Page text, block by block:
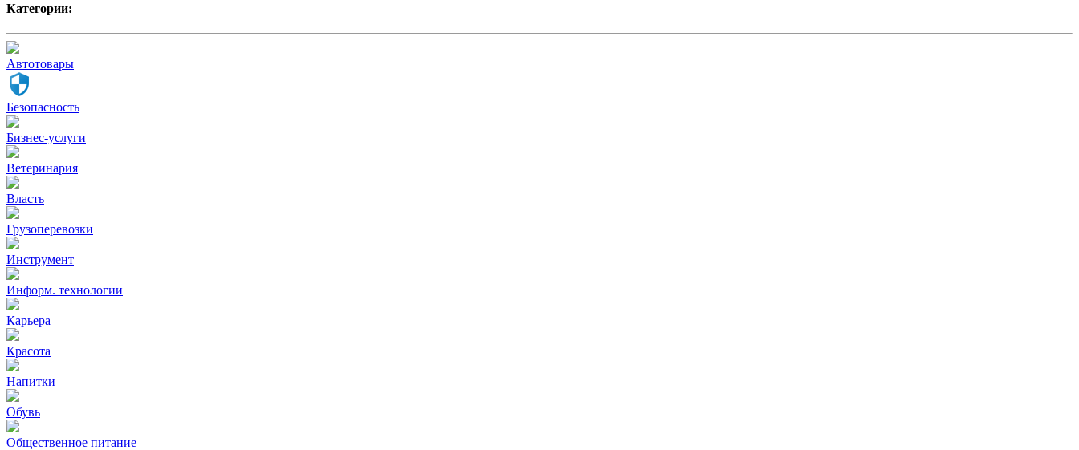
Категории:
Автотовары
Безопасность
Бизнес-услуги
Ветеринария
Власть
Грузоперевозки
Инструмент
Информ. технологии
Карьера
Красота
Напитки
Обувь
Общественное питание